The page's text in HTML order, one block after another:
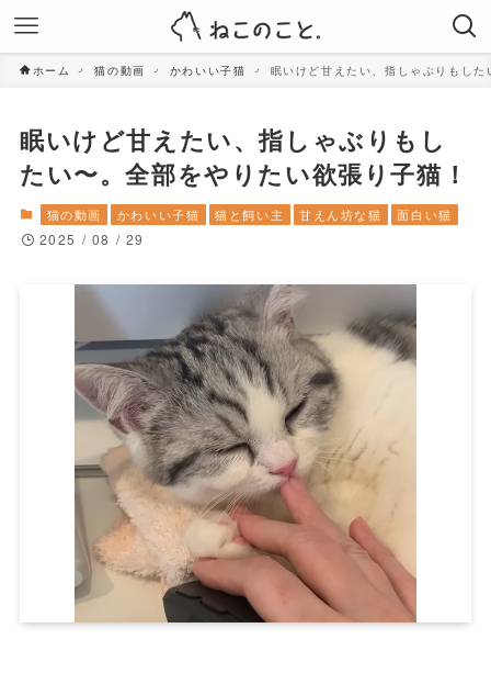
ホーム 猫の動画 かわいい子猫 眠いけど甘えたい、指しゃぶりもし
眠いけど甘えたい、指しゃぶりもし
たい〜。全部をやりたい欲張り子猫！
猫の動画 かわいい子猫 猫と飼い主 甘えん坊な猫 面白い猫
2025 / 08 / 29